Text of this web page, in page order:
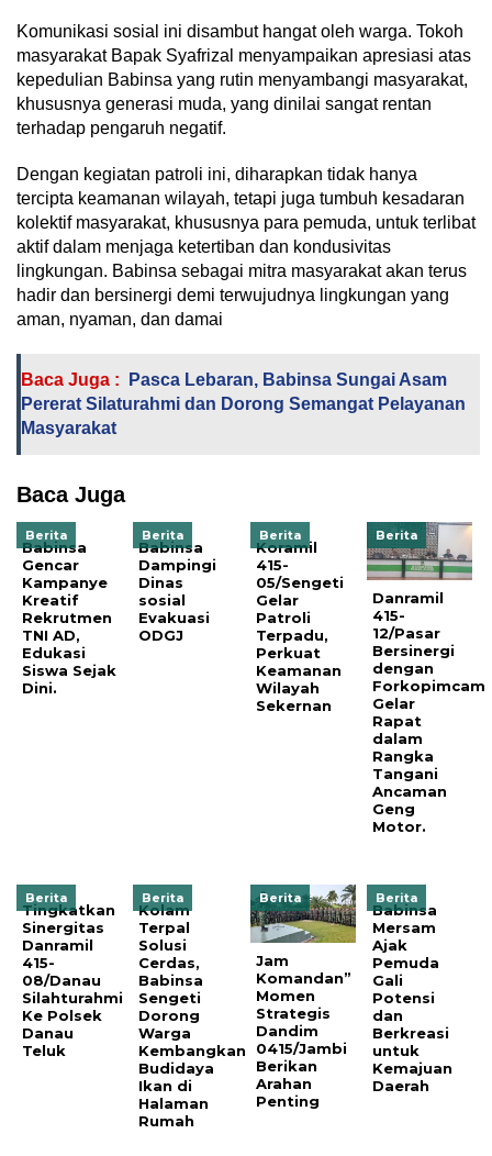
Komunikasi sosial ini disambut hangat oleh warga. Tokoh
masyarakat Bapak Syafrizal menyampaikan apresiasi atas
kepedulian Babinsa yang rutin menyambangi masyarakat,
khususnya generasi muda, yang dinilai sangat rentan
terhadap pengaruh negatif.
Dengan kegiatan patroli ini, diharapkan tidak hanya
tercipta keamanan wilayah, tetapi juga tumbuh kesadaran
kolektif masyarakat, khususnya para pemuda, untuk terlibat
aktif dalam menjaga ketertiban dan kondusivitas
lingkungan. Babinsa sebagai mitra masyarakat akan terus
hadir dan bersinergi demi terwujudnya lingkungan yang
aman, nyaman, dan damai
Baca Juga :
Pasca Lebaran, Babinsa Sungai Asam
Pererat Silaturahmi dan Dorong Semangat Pelayanan
Masyarakat
Baca Juga
Berita
Babinsa
Gencar
Kampanye
Kreatif
Rekrutmen
TNI AD,
Edukasi
Siswa Sejak
Dini.
Berita
Babinsa
Dampingi
Dinas
sosial
Evakuasi
ODGJ
Berita
Koramil
415-
05/Sengeti
Gelar
Patroli
Terpadu,
Perkuat
Keamanan
Wilayah
Sekernan
Berita
Danramil
415-
12/Pasar
Bersinergi
dengan
Forkopimcam
Gelar
Rapat
dalam
Rangka
Tangani
Ancaman
Geng
Motor.
Berita
Tingkatkan
Sinergitas
Danramil
415-
08/Danau
Silahturahmi
Ke Polsek
Danau
Teluk
Berita
Kolam
Terpal
Solusi
Cerdas,
Babinsa
Sengeti
Dorong
Warga
Kembangkan
Budidaya
Ikan di
Halaman
Rumah
Berita
Jam
Komandan”
Momen
Strategis
Dandim
0415/Jambi
Berikan
Arahan
Penting
Berita
Babinsa
Mersam
Ajak
Pemuda
Gali
Potensi
dan
Berkreasi
untuk
Kemajuan
Daerah